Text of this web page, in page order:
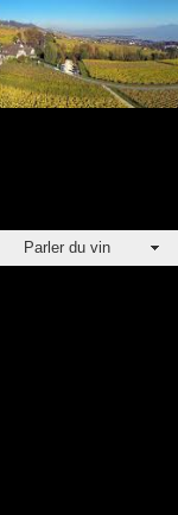
Parler du vin